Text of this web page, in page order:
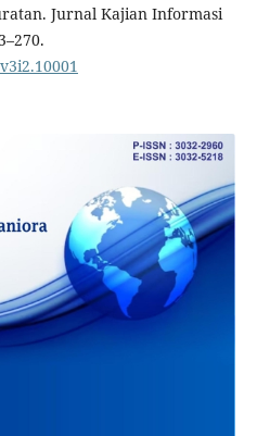
Jurnal Kajian Informasi